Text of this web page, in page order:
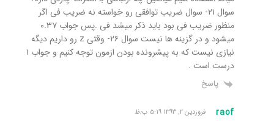
سوال ۲۱- سوال ضریب توافقی رو خواسته نه ضریب فی اگر
منظور ضریب فی بود باید ذکر میشد فی .پس جواب ۰.۳۷
میشود و در گزینه ها نیست سوال ۲۶- وقتی z رو داریم دیگه
نیازی نیست که به پیشرونده بودن ازمون توجه کنیم و جواب ۱
درست است .
پاسخ
raof فروردین ۲, ۱۳۹۳ ۵:۱۹ ب٫ظ